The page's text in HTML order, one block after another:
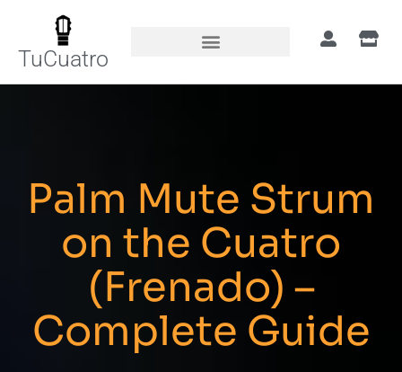
TuCuatro
Palm Mute Strum
on the Cuatro
(Frenado) –
Complete Guide